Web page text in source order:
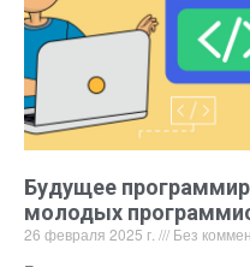
Будущее
молодых
26 февраля 2025 г. Без